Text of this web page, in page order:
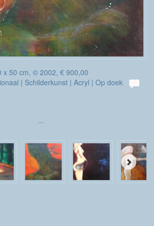
x 50 cm, © 2002, € 900,00
| Schilderkunst | Acryl | Op doek
...